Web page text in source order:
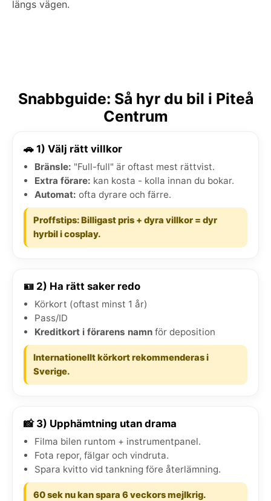
längs vägen.
Snabbguide: Så hyr du bil i Piteå
Centrum
🚗 1) Välj rätt villkor
Bränsle: "Full-full" är oftast mest rättvist.
Extra förare: kan kosta - kolla innan du bokar.
Automat: ofta dyrare och färre.
Proffstips: Billigast pris + dyra villkor = dyr
hyrbil i cosplay.
🪪 2) Ha rätt saker redo
Körkort (oftast minst 1 år)
Pass/ID
Kreditkort i förarens namn för deposition
Internationellt körkort rekommenderas i
Sverige.
📸 3) Upphämtning utan drama
Filma bilen runtom + instrumentpanel.
Fota repor, fälgar och vindruta.
Spara kvitto vid tankning före återlämning.
60 sek nu kan spara 6 veckors mejlkrig.